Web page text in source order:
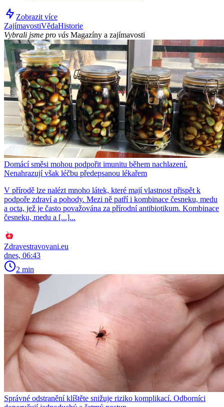
Zobrazit více
ZajímavostiVědaHistorie
Vybrali jsme pro vás Magazíny a zajímavosti
Domácí směsi mohou podpořit imunitu během nachlazení.
Nenahrazují však léčbu předepsanou lékařem
V přírodě lze nalézt mnoho látek, které mají vlastnost přispět k
podpoře zdraví a pohody. Mezi ně patří i kombinace česneku, medu
a octa, jež je často považována za přírodní antibiotikum. Kombinace
česneku, medu a [...]...
Zdravestravovani.eu
dnes, 06:43
2 min
Správné odstranění klíštěte snižuje riziko komplikací. Odborníci